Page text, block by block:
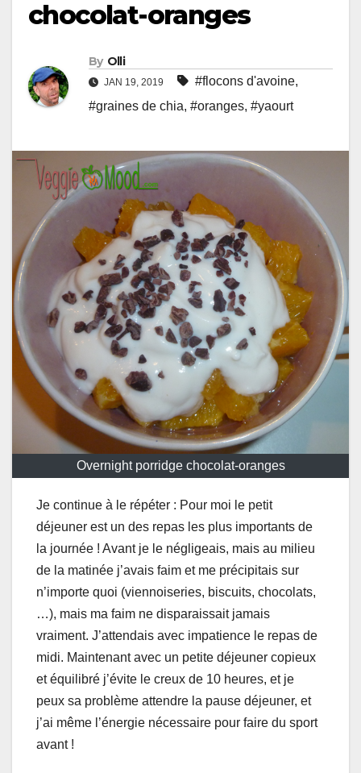
chocolat-oranges
By Olli
JAN 19, 2019 #flocons d'avoine,
#graines de chia, #oranges, #yaourt
Overnight porridge chocolat-oranges
Je continue à le répéter : Pour moi le petit
déjeuner est un des repas les plus importants de
la journée ! Avant je le négligeais, mais au milieu
de la matinée j’avais faim et me précipitais sur
n’importe quoi (viennoiseries, biscuits, chocolats,
…), mais ma faim ne disparaissait jamais
vraiment. J’attendais avec impatience le repas de
midi. Maintenant avec un petite déjeuner copieux
et équilibré j’évite le creux de 10 heures, et je
peux sa problème attendre la pause déjeuner, et
j’ai même l’énergie nécessaire pour faire du sport
avant !